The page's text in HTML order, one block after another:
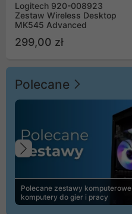
Logitech 920-008923
Zestaw Wireless Desktop
MK545 Advanced
299,00 zł
Polecane
Polecane zestawy
komputery do gier i pracy
Poprzedni